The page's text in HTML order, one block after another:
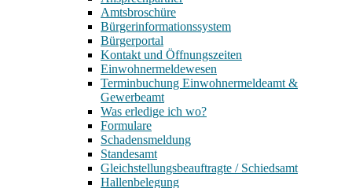
Amtsbroschüre
Bürgerinformationssystem
Bürgerportal
Kontakt und Öffnungszeiten
Einwohnermeldewesen
Terminbuchung Einwohnermeldeamt &
Gewerbeamt
Was erledige ich wo?
Formulare
Schadensmeldung
Standesamt
Gleichstellungsbeauftragte / Schiedsamt
Hallenbelegung